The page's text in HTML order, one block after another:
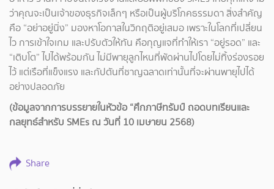
ว่าคุณจะเป็นเจ้าของธุรกิจเล็กๆ หรือเป็นผู้บริโภคธรรมดา สิ่งสำคัญ
คือ “อย่าอยู่นิ่ง” มองหาโอกาสในวิกฤติอยู่เสมอ เพราะในโลกที่เปลี่ยน
ไว การเข้าใจเกม และปรับตัวให้ทัน คือกุญแจที่ทำให้เรา “อยู่รอด” และ
“เติบโต” ไปได้พร้อมกัน ไม่มีพายุลูกไหนที่พัดผ่านไปโดยไม่ทิ้งร่องรอย
ไว้ แต่เรือที่แข็งแรง และกัปตันที่ชาญฉลาดเท่านั้นที่จะผ่านพายุไปได้
อย่างปลอดภัย
(ข้อมูลจากการบรรยายในหัวข้อ“ศึกภาษีทรัมป์ ถอดบทเรียนและ
กลยุทธ์สำหรับ SMEs ณ วันที่ 10 เมษายน 2568)
Share